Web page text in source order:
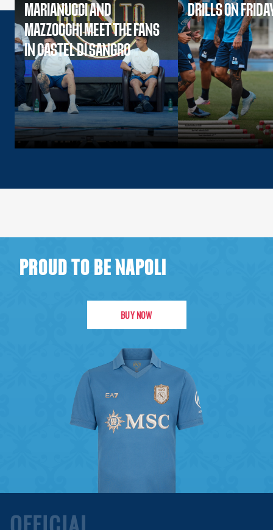
MARIANUCCI AND
MAZZOCCHI MEET THE FANS
IN CASTEL DI SANGRO
DRILLS ON
PROUD TO BE NAPOLI
BUY NOW